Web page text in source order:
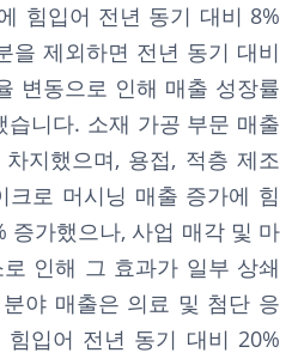
힘입어 전년 동기 대비 8%
을 제외하면 전년 동기 대비
변동으로 인해 매출 성장률
니다. 소재 가공 부문 매출
지했으며, 용접, 적층 제조
크로 머시닝 매출 증가에 힘
증가했으나, 사업 매각 및 마
인해 그 효과가 일부 상쇄
야 매출은 의료 및 첨단 응
입어 전년 동기 대비 20%